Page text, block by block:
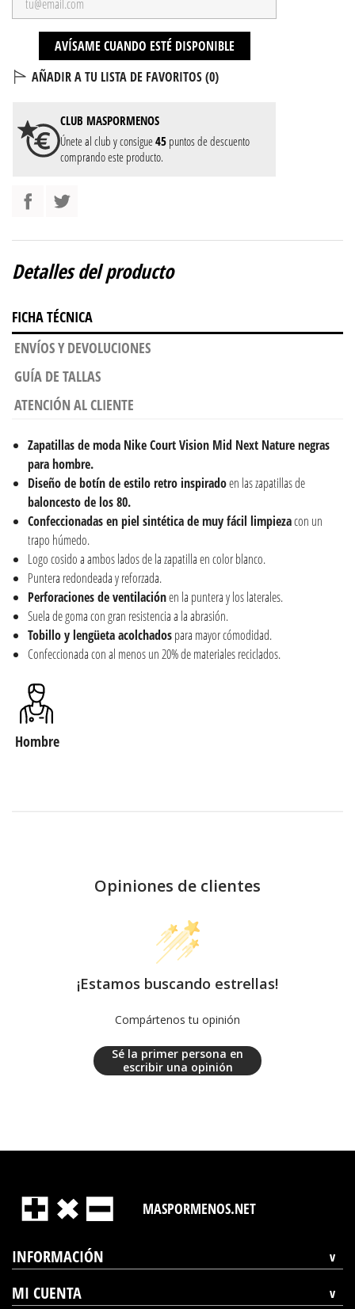
AVÍSAME CUANDO ESTÉ DISPONIBLE
AÑADIR A TU LISTA DE FAVORITOS (0)
CLUB MASPORMENOS
Únete al club y consigue45 puntos de descuento
comprando este producto.
Detalles del producto
FICHA TÉCNICA
ENVÍOS Y DEVOLUCIONES
GUÍA DE TALLAS
ATENCIÓN AL CLIENTE
Zapatillas de moda Nike Court Vision Mid Next Nature negras
para hombre.
Diseño de botín de estilo retro inspiradoen las zapatillas de
baloncesto de los 80.
Confeccionadas en piel sintética de muy fácil limpiezacon un
trapo húmedo.
Logo cosido a ambos lados de la zapatilla en color blanco.
Puntera redondeada y reforzada.
Perforaciones de ventilaciónen la puntera y los laterales.
Suela de goma con gran resistencia a la abrasión.
Tobillo y lengüeta acolchadospara mayor cómodidad.
Confeccionada con al menos un 20% de materiales reciclados.
Hombre
Opiniones de clientes
¡Estamos buscando estrellas!
Compártenos tu opinión
Sé la primer persona en
escribir una opinión
MASPORMENOS.NET
INFORMACIÓN
MI CUENTA